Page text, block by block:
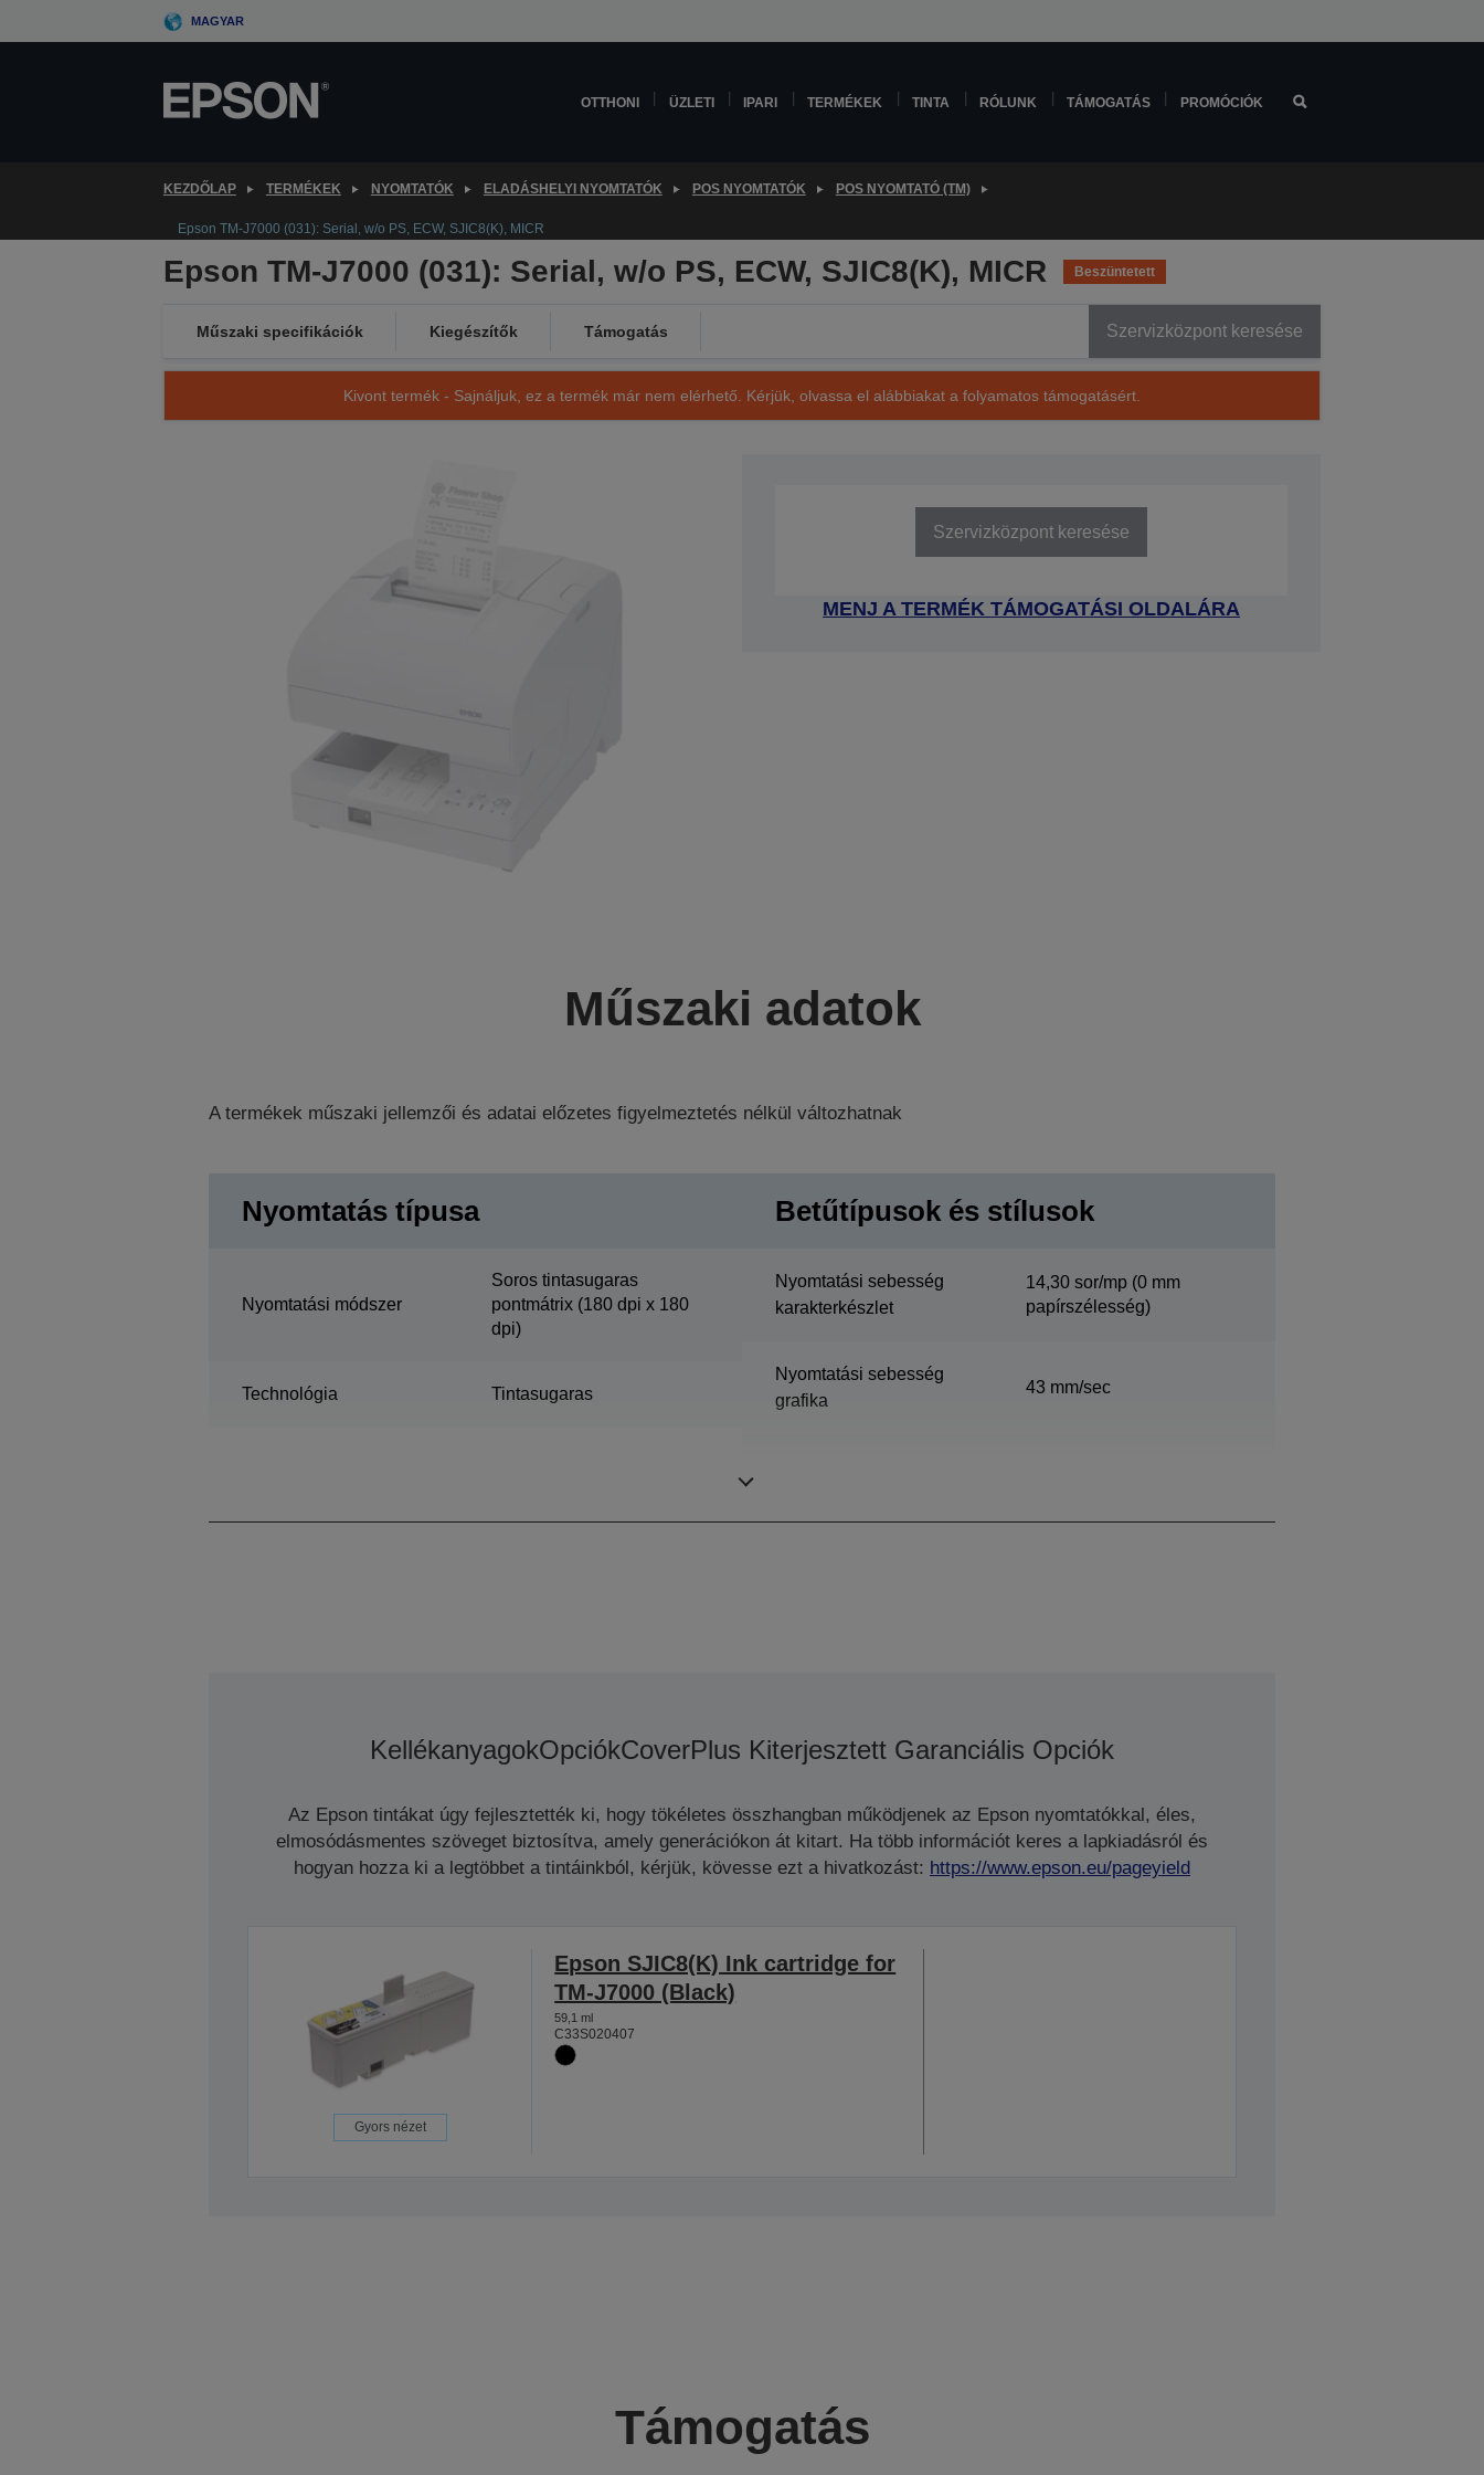
to
MAGYAR
OTTHONI ÜZLETI IPARI TERMÉKEK TINTA RÓLUNK TÁMOGATÁS PROMÓCIÓK
KEZDŐLAP TERMÉKEK NYOMTATÓK ELADÁSHELYI NYOMTATÓK POS NYOMTATÓK POS NYOMTATÓ (TM)
Epson TM-J7000 (031): Serial, w/o PS, ECW, SJIC8(K), MICR
Epson TM-J7000 (031): Serial, w/o PS, ECW, SJIC8(K), MICR Beszüntetett
Műszaki specifikációk Kiegészítők Támogatás Szervizközpont keresése
Kivont termék - Sajnáljuk, ez a termék már nem elérhető. Kérjük, olvassa el alábbiakat a folyamatos támogatásért.
Szervizközpont keresése
MENJ A TERMÉK TÁMOGATÁSI OLDALÁRA
Műszaki adatok
A termékek műszaki jellemzői és adatai előzetes figyelmeztetés nélkül változhatnak
Nyomtatás típusa
Nyomtatási módszer
Soros tintasugaras
pontmátrix (180 dpi x 180
dpi)
Technológia Tintasugaras
Betűtípusok és stílusok
Nyomtatási sebesség
karakterkészlet
14,30 sor/mp (0 mm
papírszélesség)
Nyomtatási sebesség
grafika
43 mm/sec
KellékanyagokOpciókCoverPlus Kiterjesztett Garanciális Opciók
Az Epson tintákat úgy fejlesztették ki, hogy tökéletes összhangban működjenek az Epson nyomtatókkal, éles,
elmosódásmentes szöveget biztosítva, amely generációkon át kitart. Ha több információt keres a lapkiadásról és
hogyan hozza ki a legtöbbet a tintáinkból, kérjük, kövesse ezt a hivatkozást: https://www.epson.eu/pageyield
Gyors nézet
Epson SJIC8(K) Ink cartridge for
TM-J7000 (Black)
59,1 ml
C33S020407
Támogatás